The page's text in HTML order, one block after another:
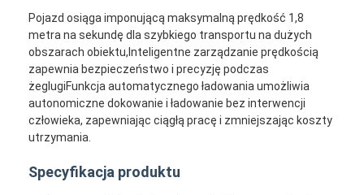
Produkty
Filmy
O nas
Wycieczka po fabryce
Kontrola jakości
Pojazd osiąga imponującą maksymalną prędkość 1,8
metra na sekundę dla szybkiego transportu na dużych
obszarach obiektu,Inteligentne zarządzanie prędkością
zapewnia bezpieczeństwo i precyzję podczas
żeglugiFunkcja automatycznego ładowania umożliwia
autonomiczne dokowanie i ładowanie bez interwencji
człowieka, zapewniając ciągłą pracę i zmniejszając koszty
utrzymania.
Specyfikacja produktu